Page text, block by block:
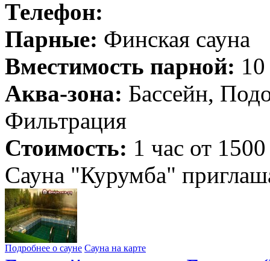
Телефон:
Парные: Финская сауна
Вместимость парной:
Аква-зона: Бассейн,
Фильтрация
Стоимость: 1 час от
Сауна "Курумба"
Подробнее о сауне Сауна на карте